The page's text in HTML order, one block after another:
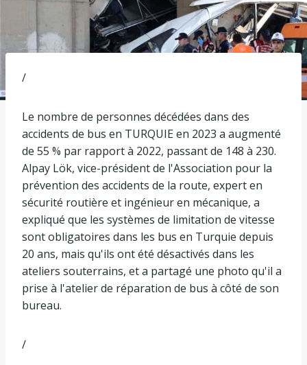
/
Le nombre de personnes décédées dans des
accidents de bus en TURQUIE en 2023 a augmenté
de 55 % par rapport à 2022, passant de 148 à 230.
Alpay Lök, vice-président de l'Association pour la
prévention des accidents de la route, expert en
sécurité routière et ingénieur en mécanique, a
expliqué que les systèmes de limitation de vitesse
sont obligatoires dans les bus en Turquie depuis
20 ans, mais qu'ils ont été désactivés dans les
ateliers souterrains, et a partagé une photo qu'il a
prise à l'atelier de réparation de bus à côté de son
bureau.
/